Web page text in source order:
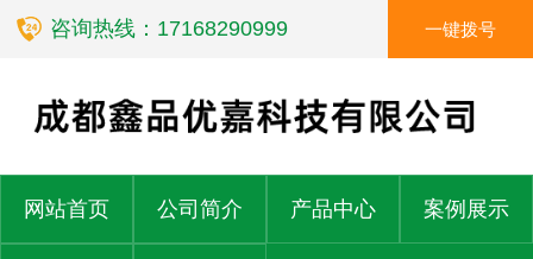
咨询热线：17168290999 一键拨号
网站首页 公司简介 产品中心 案例展示